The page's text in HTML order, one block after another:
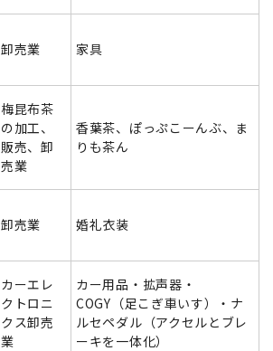
卸売業 家具
梅昆布茶
の加工、
販売、卸
売業
香葉茶、ぽっぷこーんぶ、ま
りも茶ん
卸売業 婚礼衣装
カーエレ
クトロニ
クス卸売
業
カー用品・拡声器・
COGY（足こぎ車いす）・ナ
ルセペダル（アクセルとブレ
ーキを一体化）